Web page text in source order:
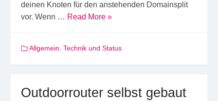
deinen Knoten für den anstehenden Domainsplit
vor. Wenn … Read More »
Allgemein, Technik und Status
Outdoorrouter selbst gebaut